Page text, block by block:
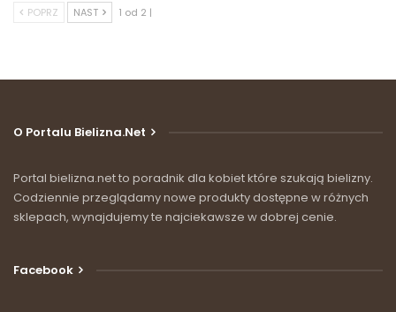
POPRZ NAST 1 od 2 |
O Portalu Bielizna.net
Portal bielizna.net to poradnik dla kobiet które szukają bielizny.
Codziennie przeglądamy nowe produkty dostępne w różnych
sklepach, wynajdujemy te najciekawsze w dobrej cenie.
Facebook